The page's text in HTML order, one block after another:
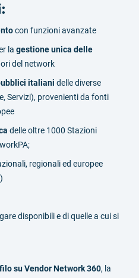
con funzioni avanzate
la gestione unica delle
del network
italiani delle diverse
Servizi), provenienti da fonti
delle oltre 1000 Stazioni
regionali ed europee
disponibili e di quelle a cui si
su Vendor Network 360, la